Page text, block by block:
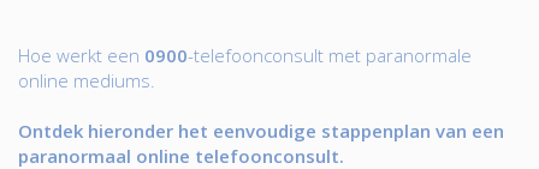
Hoe werkt een 0900-telefoonconsult met paranormale
online mediums.
Ontdek hieronder het eenvoudige stappenplan van een
paranormaal online telefoonconsult.